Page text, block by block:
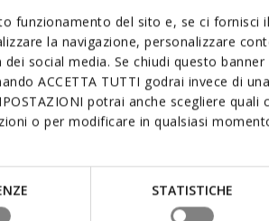
funzionamento del sito e, se ci fornisci
la navigazione, personalizzare
social media. Se chiudi questo
ACCETTA TUTTI godrai invece di
potrai anche scegliere
o per modificare in qualsiasi
STATISTICHE